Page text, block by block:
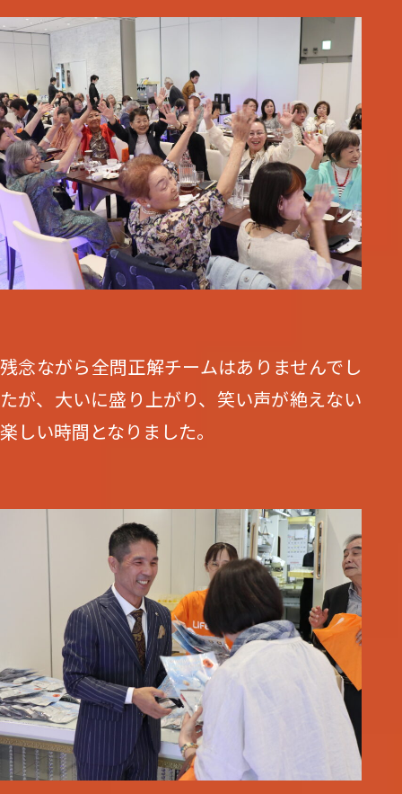
残念ながら全問正解チームはありませんでし
たが、大いに盛り上がり、笑い声が絶えない
楽しい時間となりました。